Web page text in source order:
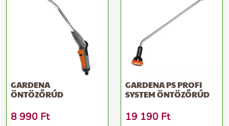
GARDENA
ÖNTÖZŐRÚD
8 990 Ft
GARDENA PS PROFI
SYSTEM ÖNTÖZŐRÚD
19 190 Ft